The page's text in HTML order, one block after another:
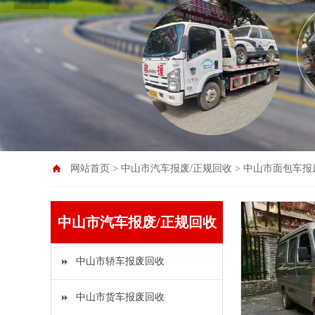
网站首页 > 中山市汽车报废/正规回收 > 中山市面包车报
中山市汽车报废/正规回收
中山市轿车报废回收
中山市货车报废回收